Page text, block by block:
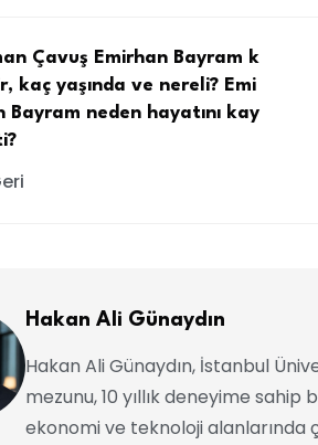
Çavuş Emirhan Bayram k
kaç yaşında ve nereli? Emi
Bayram neden hayatını kay
Hakan Ali Günaydın
Hakan Ali Günaydın, İstanbul
mezunu, 10 yıllık deneyime
ekonomi ve teknoloji alanlarında